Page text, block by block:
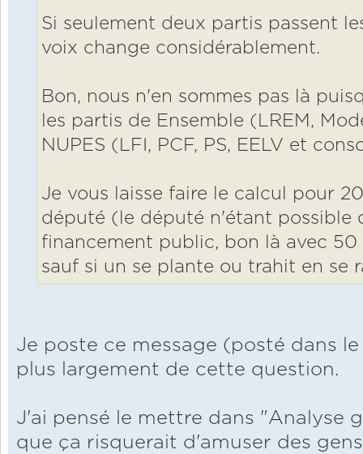
Si seulement deux partis passent
voix change considérablement.
Bon, nous n'en sommes pas là
les partis de Ensemble (LREM,
NUPES (LFI, PCF, PS, EELV et
Je vous laisse faire le calcul pour
député (le député n'étant possible
financement public, bon là avec
sauf si un se plante ou trahit en se
Je poste ce message (posté dans
plus largement de cette question.
J'ai pensé le mettre dans "Analyse
que ça risquerait d'amuser des